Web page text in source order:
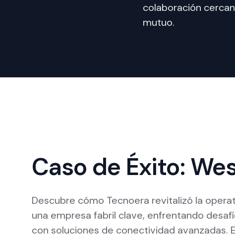
colaboración
mutuo.
Caso de Éxito:
Descubre cómo Tecnoera revitalizó la
una empresa fabril clave, enfrentando
con soluciones de conectividad avanzadas.